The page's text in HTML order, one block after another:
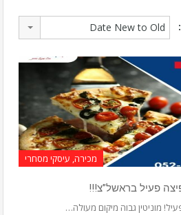
Date New to Old
מכירה, עיסקי מסחרי
פעיל בראשל”צ!!!
מוניטין גבוה מיקום מעולה…